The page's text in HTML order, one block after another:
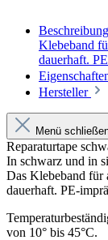
Beschreibung
Klebeband
dauerhaft.
Hersteller
Menü
Reparaturtape
In schwarz und in
Das Klebeband für
dauerhaft. PE-
von 10° bis 45°C.